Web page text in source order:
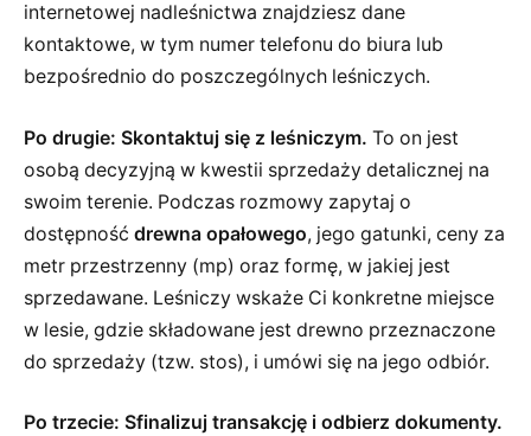
internetowej nadleśnictwa znajdziesz dane
kontaktowe, w tym numer telefonu do biura lub
bezpośrednio do poszczególnych leśniczych.
Po drugie: Skontaktuj się z leśniczym. To on jest
osobą decyzyjną w kwestii sprzedaży detalicznej na
swoim terenie. Podczas rozmowy zapytaj o
dostępność drewna opałowego, jego gatunki, ceny za
metr przestrzenny (mp) oraz formę, w jakiej jest
sprzedawane. Leśniczy wskaże Ci konkretne miejsce
w lesie, gdzie składowane jest drewno przeznaczone
do sprzedaży (tzw. stos), i umówi się na jego odbiór.
Po trzecie: Sfinalizuj transakcję i odbierz dokumenty.